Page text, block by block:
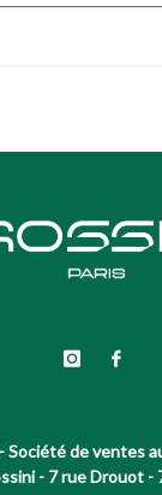
Société de ventes
- 7 rue Drouot -